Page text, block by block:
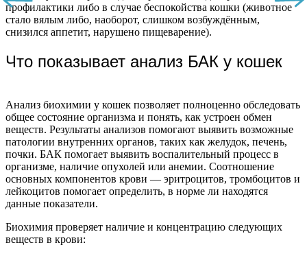
профилактики либо в случае беспокойства кошки (животное
стало вялым либо, наоборот, слишком возбуждённым,
снизился аппетит, нарушено пищеварение).
Что показывает анализ БАК у кошек
Анализ биохимии у кошек позволяет полноценно обследовать
общее состояние организма и понять, как устроен обмен
веществ. Результаты анализов помогают выявить возможные
патологии внутренних органов, таких как желудок, печень,
почки. БАК помогает выявить воспалительный процесс в
организме, наличие опухолей или анемии. Соотношение
основных компонентов крови — эритроцитов, тромбоцитов и
лейкоцитов помогает определить, в норме ли находятся
данные показатели.
Биохимия проверяет наличие и концентрацию следующих
веществ в крови: